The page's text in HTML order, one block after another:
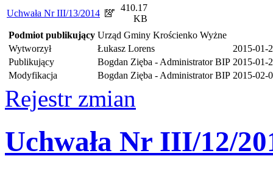
Uchwała Nr III/13/2014
410.17
KB
Podmiot publikujący Urząd Gminy Krościenko Wyżne
Wytworzył
Łukasz Lorens
2015-01-
Publikujący
Bogdan Zięba - Administrator BIP 2015-01-
Modyfikacja
Bogdan Zięba - Administrator BIP 2015-02-
Rejestr zmian
Uchwała Nr III/12/